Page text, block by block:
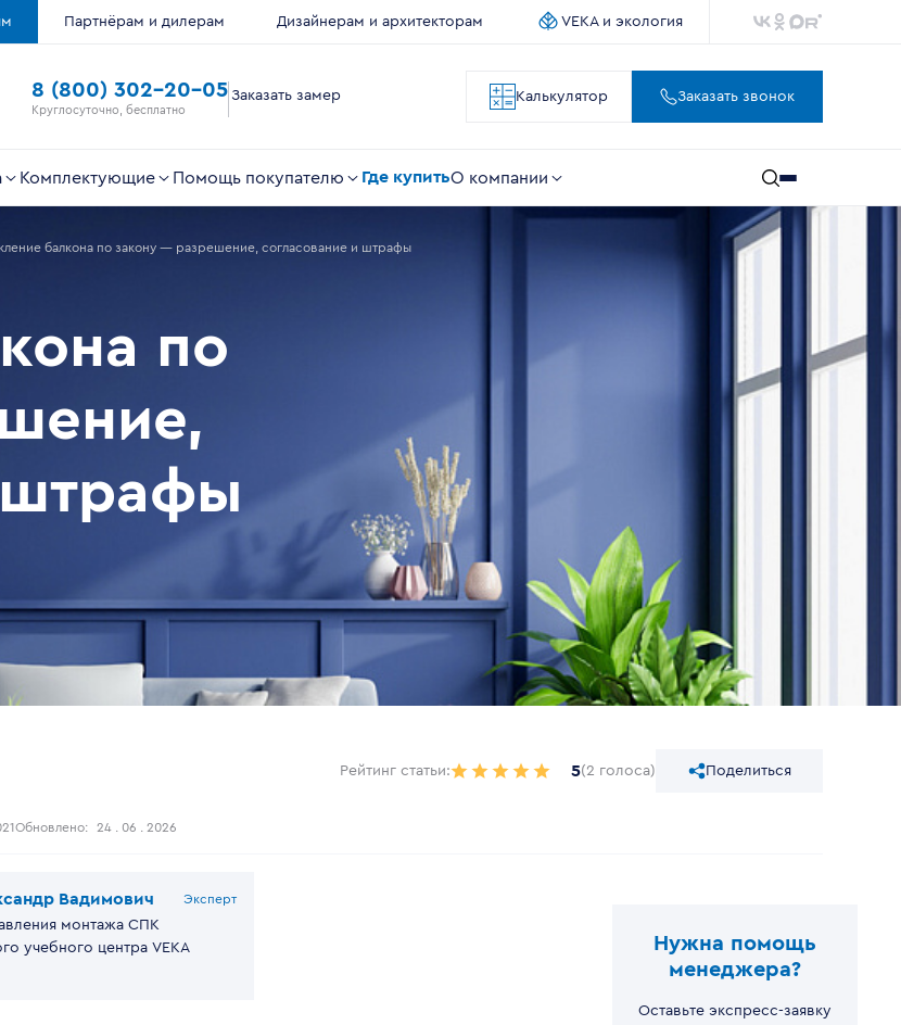
Партнёрам и дилерам Дизайнерам и архитекторам VEKA и экология
8 (800) 302-20-05
Круглосуточно, бесплатно
Заказать замер Калькулятор Заказать звонок
Комплектующие Помощь покупателю Где купитьО компании
балкона по закону — разрешение, согласование и штрафы
по
штрафы
Рейтинг статьи: 5(2 голоса) Поделиться
Обновлено: 24 . 06 . 2026
Вадимович Эксперт
монтажа СПК
учебного центра VEKA
Нужна помощь
менеджера?
Оставьте экспресс-заявку